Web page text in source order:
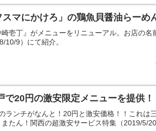
マにかけろ」の鶏魚貝醤油らーめ
壱丁』がメニューをリニューアル。お店の名
10/9）にて紹介。
20円の激安限定メニューを提供！
ランチがなんと！20円と激安価格！！これは
たん！関西の超激安サービス特集（2019/5/20